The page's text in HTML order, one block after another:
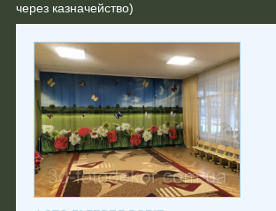
через казначейство)